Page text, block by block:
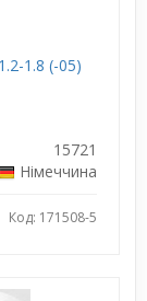
1.8 (-05)
15721
Німеччина
Код: 171508-5